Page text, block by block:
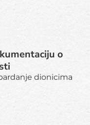
o
dionicima